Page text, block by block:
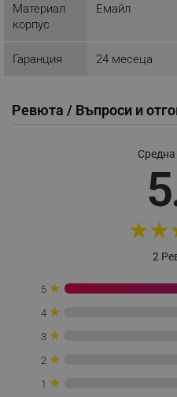
Материал
корпус
Емайл
Гаранция 24 месеца
Ревюта / Въпроси и
★★
2
5 ★
4 ★
3 ★
2 ★
1 ★
_nzm_id_92166-7699
_sgf_session_id
Google Privacy Policy